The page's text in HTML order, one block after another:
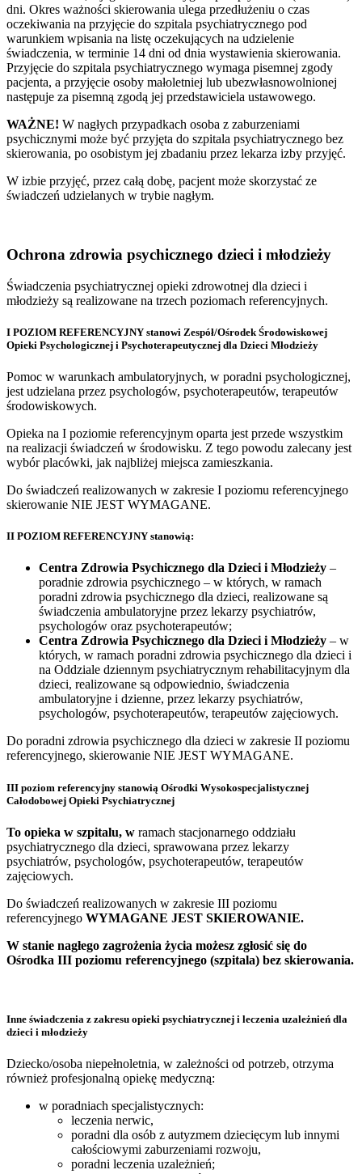
dni. Okres ważności skierowania ulega przedłużeniu o czas
oczekiwania na przyjęcie do szpitala psychiatrycznego pod
warunkiem wpisania na listę oczekujących na udzielenie
świadczenia, w terminie 14 dni od dnia wystawienia skierowania.
Przyjęcie do szpitala psychiatrycznego wymaga pisemnej zgody
pacjenta, a przyjęcie osoby małoletniej lub ubezwłasnowolnionej
następuje za pisemną zgodą jej przedstawiciela ustawowego.
WAŻNE! W nagłych przypadkach osoba z zaburzeniami
psychicznymi może być przyjęta do szpitala psychiatrycznego bez
skierowania, po osobistym jej zbadaniu przez lekarza izby przyjęć.
W izbie przyjęć, przez całą dobę, pacjent może skorzystać ze
świadczeń udzielanych w trybie nagłym.
Ochrona zdrowia psychicznego dzieci i młodzieży
Świadczenia psychiatrycznej opieki zdrowotnej dla dzieci i
młodzieży są realizowane na trzech poziomach referencyjnych.
I POZIOM REFERENCYJNY stanowi Zespół/Ośrodek Środowiskowej
Opieki Psychologicznej i Psychoterapeutycznej dla Dzieci Młodzieży
Pomoc w warunkach ambulatoryjnych, w poradni psychologicznej,
jest udzielana przez psychologów, psychoterapeutów, terapeutów
środowiskowych.
Opieka na I poziomie referencyjnym oparta jest przede wszystkim
na realizacji świadczeń w środowisku. Z tego powodu zalecany jest
wybór placówki, jak najbliżej miejsca zamieszkania.
Do świadczeń realizowanych w zakresie I poziomu referencyjnego
skierowanie NIE JEST WYMAGANE.
II POZIOM REFERENCYJNY stanowią:
Centra Zdrowia Psychicznego dla Dzieci i Młodzieży –
poradnie zdrowia psychicznego – w których, w ramach
poradni zdrowia psychicznego dla dzieci, realizowane są
świadczenia ambulatoryjne przez lekarzy psychiatrów,
psychologów oraz psychoterapeutów;
Centra Zdrowia Psychicznego dla Dzieci i Młodzieży – w
których, w ramach poradni zdrowia psychicznego dla dzieci i
na Oddziale dziennym psychiatrycznym rehabilitacyjnym dla
dzieci, realizowane są odpowiednio, świadczenia
ambulatoryjne i dzienne, przez lekarzy psychiatrów,
psychologów, psychoterapeutów, terapeutów zajęciowych.
Do poradni zdrowia psychicznego dla dzieci w zakresie II poziomu
referencyjnego, skierowanie NIE JEST WYMAGANE.
III poziom referencyjny stanowią Ośrodki Wysokospecjalistycznej
Całodobowej Opieki Psychiatrycznej
To opieka w szpitalu, w ramach stacjonarnego oddziału
psychiatrycznego dla dzieci, sprawowana przez lekarzy
psychiatrów, psychologów, psychoterapeutów, terapeutów
zajęciowych.
Do świadczeń realizowanych w zakresie III poziomu
referencyjnego WYMAGANE JEST SKIEROWANIE.
W stanie nagłego zagrożenia życia możesz zgłosić się do
Ośrodka III poziomu referencyjnego (szpitala) bez skierowania.
Inne świadczenia z zakresu opieki psychiatrycznej i leczenia uzależnień dla
dzieci i młodzieży
Dziecko/osoba niepełnoletnia, w zależności od potrzeb, otrzyma
również profesjonalną opiekę medyczną:
w poradniach specjalistycznych:
leczenia nerwic,
poradni dla osób z autyzmem dziecięcym lub innymi
całościowymi zaburzeniami rozwoju,
poradni leczenia uzależnień;